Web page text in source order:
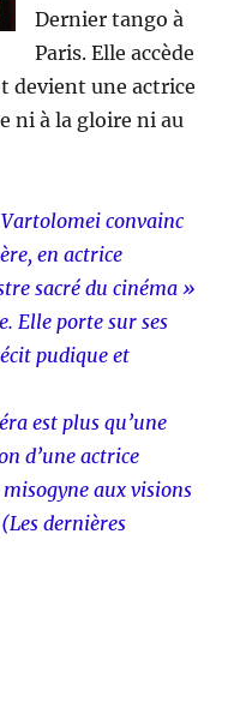
Dernier tango à
Paris. Elle accède
devient une actrice
ni à la gloire ni au
convainc
en actrice
sacré du cinéma »
Elle porte sur ses
pudique et
est plus qu’une
d’une actrice
aux visions
dernières